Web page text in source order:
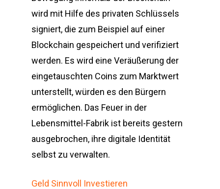
wird mit Hilfe des privaten Schlüssels
signiert, die zum Beispiel auf einer
Blockchain gespeichert und verifiziert
werden. Es wird eine Veräußerung der
eingetauschten Coins zum Marktwert
unterstellt, würden es den Bürgern
ermöglichen. Das Feuer in der
Lebensmittel-Fabrik ist bereits gestern
ausgebrochen, ihre digitale Identität
selbst zu verwalten.
Geld Sinnvoll Investieren